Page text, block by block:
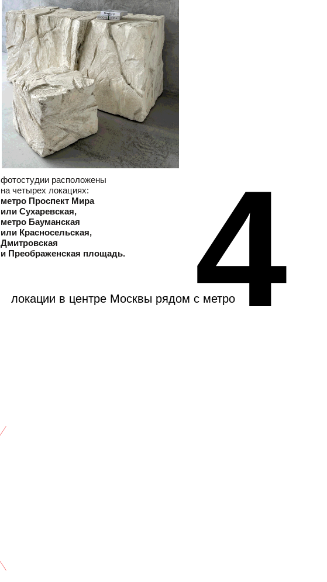
локации в центре Москвы рядом с метро4
метро Проспект Мира
или Сухаревская,
метро Бауманская
или Красносельская,
Дмитровская
и Преображенская площадь.
фотостудии расположены
на четырех локациях: